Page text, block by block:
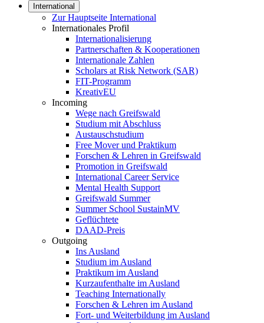
International
Zur Hauptseite International
Internationales Profil
Internationalisierung
Partnerschaften & Kooperationen
Internationale Zahlen
Scholars at Risk Network (SAR)
FIT-Programm
KreativEU
Incoming
Wege nach Greifswald
Studium mit Abschluss
Austauschstudium
Free Mover und Praktikum
Forschen & Lehren in Greifswald
Promotion in Greifswald
International Career Service
Mental Health Support
Greifswald Summer
Summer School SustainMV
Geflüchtete
DAAD-Preis
Outgoing
Ins Ausland
Studium im Ausland
Praktikum im Ausland
Kurzaufenthalte im Ausland
Teaching Internationally
Forschen & Lehren im Ausland
Fort- und Weiterbildung im Ausland